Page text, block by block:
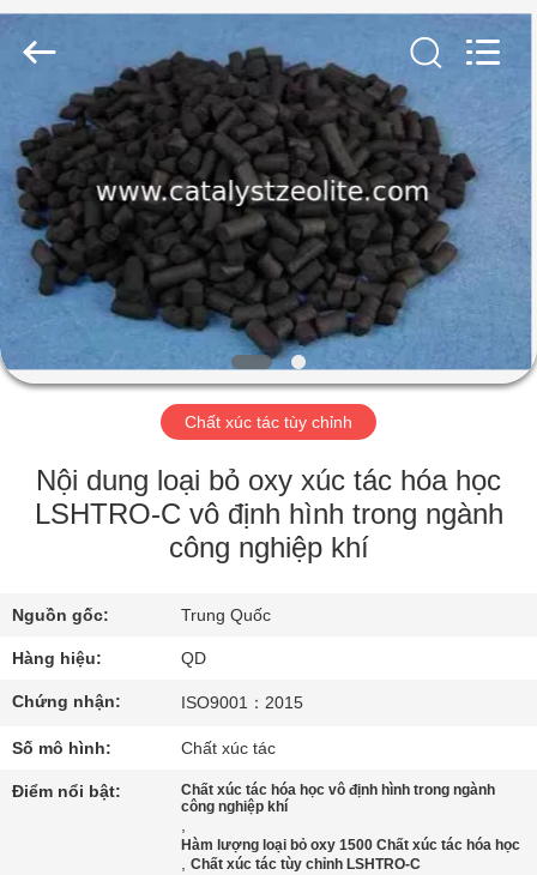
TRANG
CHỦ
CÁC
SẢN
PHẨM
VỀ
TÔI
NHÀ
MÁY
KIỂM
SOÁT
CO.,LTD.
Chất xúc tác tùy chỉnh
Nội dung loại bỏ oxy xúc tác hóa học
LSHTRO-C vô định hình trong ngành
công nghiệp khí
Nguồn gốc: Trung Quốc
Hàng hiệu: QD
Chứng nhận: ISO9001：2015
Số mô hình: Chất xúc tác
Điểm nổi bật:
Chất xúc tác hóa học vô định hình trong ngành
công nghiệp khí
,
Hàm lượng loại bỏ oxy 1500 Chất xúc tác hóa học
,Chất xúc tác tùy chỉnh LSHTRO-C